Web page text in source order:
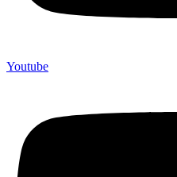
Youtube